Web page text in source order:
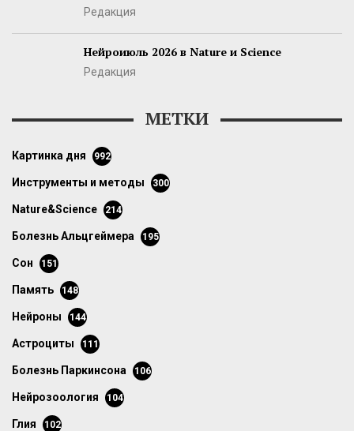
Редакция
Нейроиюль 2026 в Nature и Science
Редакция
МЕТКИ
картинка дня 992
инструменты и методы 300
Nature&Science 214
болезнь Альцгеймера 195
сон 151
память 148
нейроны 144
астроциты 111
болезнь Паркинсона 106
нейрозоология 104
глия 102